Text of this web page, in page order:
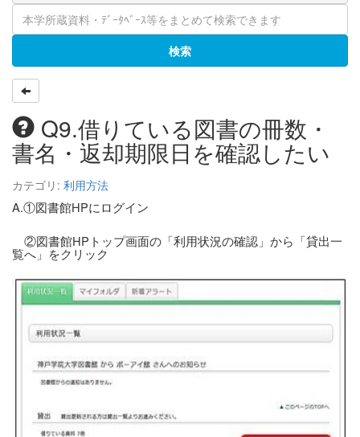
検索
Q9.借りている図書の冊数・
書名・返却期限日を確認したい
カテゴリ: 利用方法
A.①図書館HPにログイン
②図書館HPトップ画面の「利用状況の確認」から「貸出一
覧へ」をクリック